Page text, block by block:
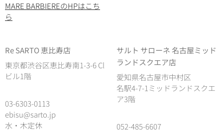
MARE BARBIEREのHPはこち
ら
Re SARTO 恵比寿店
東京都渋谷区恵比寿南1-3-6 Cl
ビル1階
03-6303-0113
ebisu@sarto.jp
水・木定休
サルト サローネ 名古屋ミッド
ランドスクエア店
愛知県名古屋市中村区
名駅4-7-1ミッドランドスクエ
ア3階
052-485-6607